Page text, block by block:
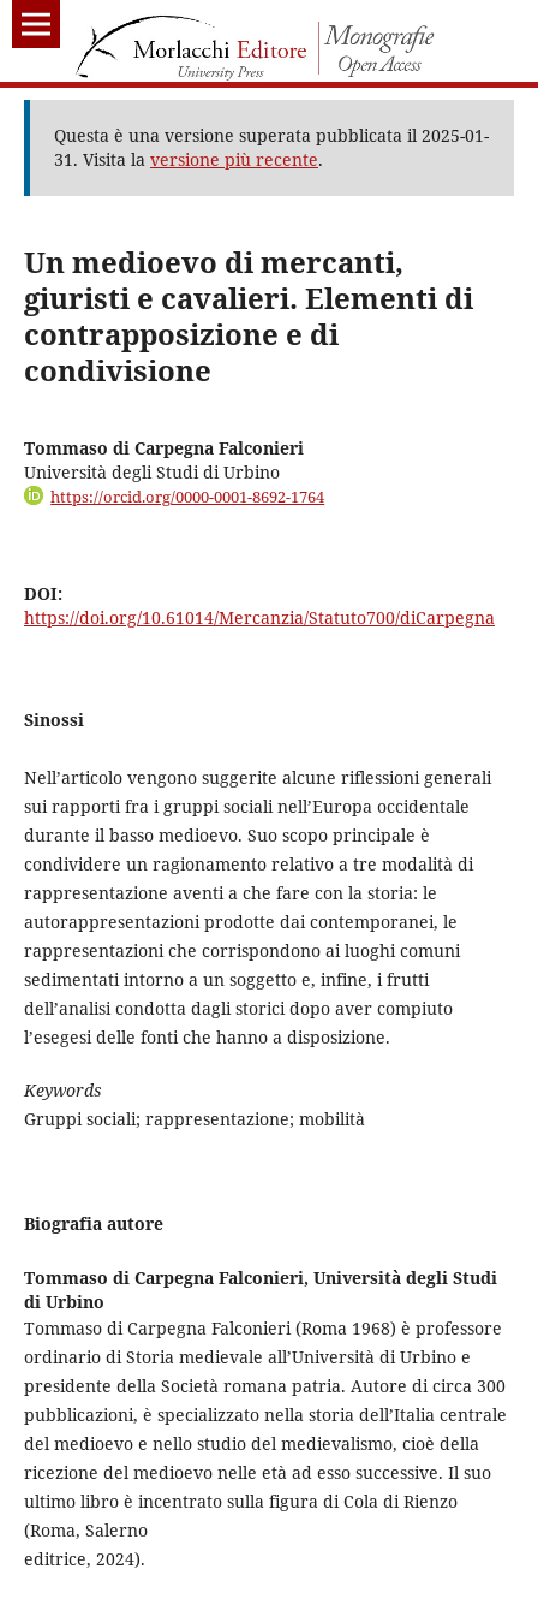
Questa è una versione superata pubblicata il 2025-01-
31. Visita la versione più recente.
Un medioevo di mercanti,
giuristi e cavalieri. Elementi di
contrapposizione e di
condivisione
Tommaso di Carpegna Falconieri
Università degli Studi di Urbino
https://orcid.org/0000-0001-8692-1764
DOI:
https://doi.org/10.61014/Mercanzia/Statuto700/diCarpegna
Sinossi
Nell’articolo vengono suggerite alcune riflessioni generali
sui rapporti fra i gruppi sociali nell’Europa occidentale
durante il basso medioevo. Suo scopo principale è
condividere un ragionamento relativo a tre modalità di
rappresentazione aventi a che fare con la storia: le
autorappresentazioni prodotte dai contemporanei, le
rappresentazioni che corrispondono ai luoghi comuni
sedimentati intorno a un soggetto e, infine, i frutti
dell’analisi condotta dagli storici dopo aver compiuto
l’esegesi delle fonti che hanno a disposizione.
Keywords
Gruppi sociali; rappresentazione; mobilità
Biografia autore
Tommaso di Carpegna Falconieri, Università degli Studi
di Urbino
Tommaso di Carpegna Falconieri (Roma 1968) è professore
ordinario di Storia medievale all’Università di Urbino e
presidente della Società romana patria. Autore di circa 300
pubblicazioni, è specializzato nella storia dell’Italia centrale
del medioevo e nello studio del medievalismo, cioè della
ricezione del medioevo nelle età ad esso successive. Il suo
ultimo libro è incentrato sulla figura di Cola di Rienzo
(Roma, Salerno
editrice, 2024).